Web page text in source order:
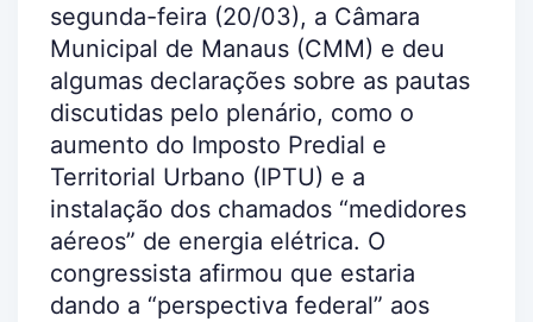
segunda-feira (20/03), a Câmara
Municipal de Manaus (CMM) e deu
algumas declarações sobre as pautas
discutidas pelo plenário, como o
aumento do Imposto Predial e
Territorial Urbano (IPTU) e a
instalação dos chamados “medidores
aéreos” de energia elétrica. O
congressista afirmou que estaria
dando a “perspectiva federal” aos